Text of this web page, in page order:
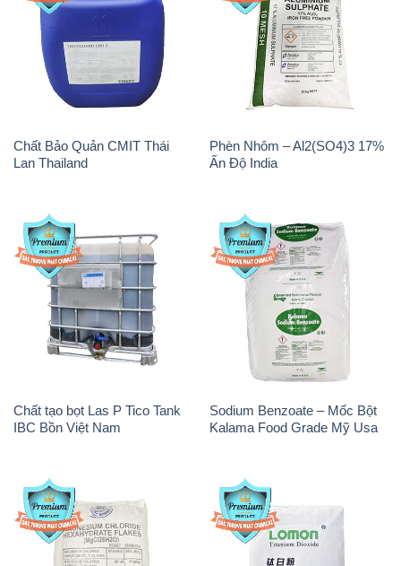
Chất Bảo Quản CMIT Thái
Lan Thailand
Phèn Nhôm – Al2(SO4)3 17%
Ấn Độ India
Chất tạo bọt Las P Tico Tank
IBC Bồn Việt Nam
Sodium Benzoate – Mốc Bột
Kalama Food Grade Mỹ Usa